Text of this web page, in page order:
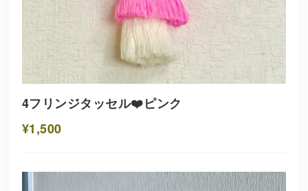
4フリンジタッセル❤️ピンク
¥1,500